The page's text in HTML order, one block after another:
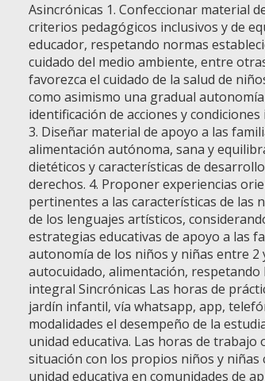
Asincrónicas 1. Confeccionar material
criterios pedagógicos inclusivos y de
educador, respetando normas
cuidado del medio ambiente, entre
favorezca el cuidado de la salud de
como asimismo una gradual
identificación de acciones y
3. Diseñar material de apoyo a las
alimentación autónoma, sana y
dietéticos y características de
derechos. 4. Proponer experiencias
pertinentes a las características de las
de los lenguajes artísticos,
estrategias educativas de apoyo a las
autonomía de los niños y niñas entre
autocuidado, alimentación,
integral Sincrónicas Las horas de
jardín infantil, vía whatsapp, app,
modalidades el desempeño de la
unidad educativa. Las horas de
situación con los propios niños y niñas
unidad educativa en comunidades de